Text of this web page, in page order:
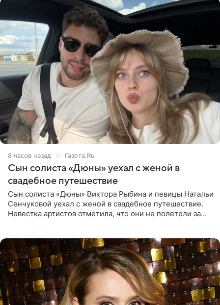
8 часов назад Газета.Ru
Сын солиста «Дюны» уехал с женой в
свадебное путешествие
Сын солиста «Дюны» Виктора Рыбина и певицы Натальи
Сенчуковой уехал с женой в свадебное путешествие.
Невестка артистов отметила, что они не полетели за